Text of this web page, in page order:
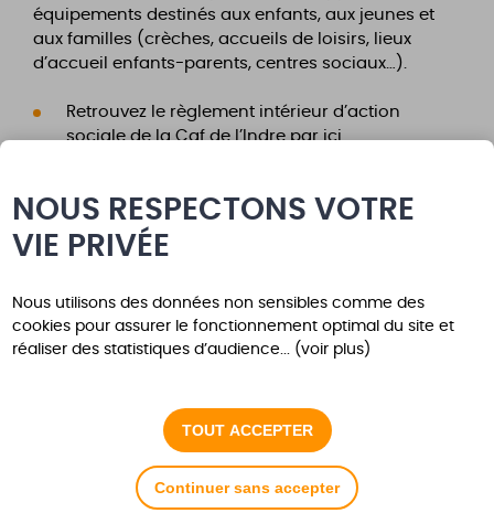
équipements destinés aux enfants, aux jeunes et
aux familles (crèches, accueils de loisirs, lieux
d’accueil enfants-parents, centres sociaux…).
Retrouvez le règlement intérieur d’action
sociale de la Caf de l’Indre par ici
alertes
Pour être averti des nouvelles actualités sur les
thématiques qui vous intéressent.
NOUS RESPECTONS VOTRE
VIE PRIVÉE
Nous utilisons des données non sensibles comme des
cookies pour assurer le fonctionnement optimal du site et
réaliser des statistiques d’audience... (voir plus)
TOUT ACCEPTER
Continuer sans accepter